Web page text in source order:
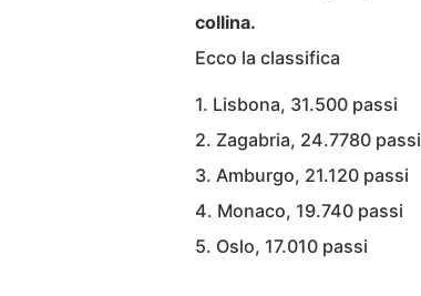
collina.
Ecco la classifica
1. Lisbona, 31.500 passi
2. Zagabria, 24.7780 passi
3. Amburgo, 21.120 passi
4. Monaco, 19.740 passi
5. Oslo, 17.010 passi